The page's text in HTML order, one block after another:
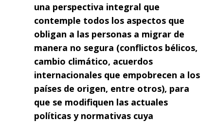
una perspectiva integral que
contemple todos los aspectos que
obligan a las personas a migrar de
manera no segura (conflictos bélicos,
cambio climático, acuerdos
internacionales que empobrecen a los
países de origen, entre otros), para
que se modifiquen las actuales
políticas y normativas cuya